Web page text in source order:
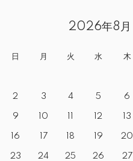
2026年8月
日 月 火 水 木
2 3 4 5 6
9 10 12 13
16 17 18 19 20
23 24 25 26 27